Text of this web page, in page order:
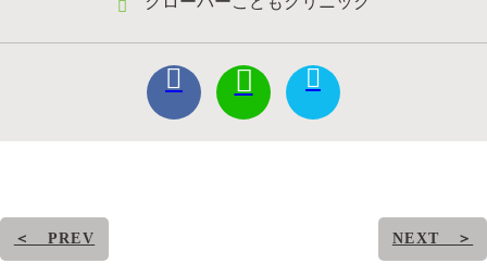
＜ PREV NEXT ＞